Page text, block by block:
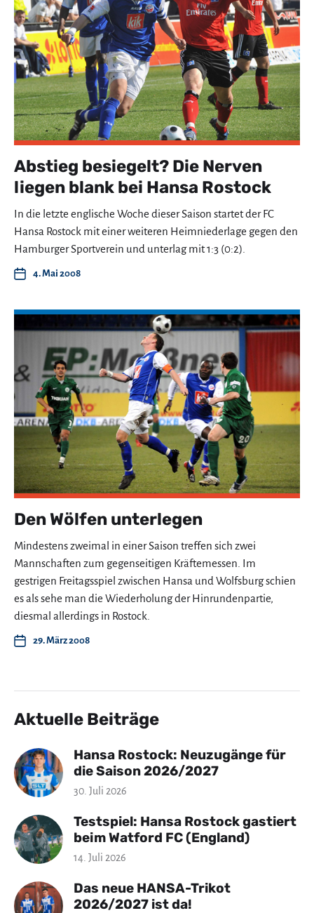
Abstieg besiegelt? Die Nerven
liegen blank bei Hansa Rostock
In die letzte englische Woche dieser Saison startet der FC
Hansa Rostock mit einer weiteren Heimniederlage gegen den
Hamburger Sportverein und unterlag mit 1:3 (0:2).
4. Mai 2008
Den Wölfen unterlegen
Mindestens zweimal in einer Saison treffen sich zwei
Mannschaften zum gegenseitigen Kräftemessen. Im
gestrigen Freitagsspiel zwischen Hansa und Wolfsburg schien
es als sehe man die Wiederholung der Hinrundenpartie,
diesmal allerdings in Rostock.
29. März 2008
Aktuelle Beiträge
Hansa Rostock: Neuzugänge für
die Saison 2026/2027
30. Juli 2026
Testspiel: Hansa Rostock gastiert
beim Watford FC (England)
14. Juli 2026
Das neue HANSA-Trikot
2026/2027 ist da!